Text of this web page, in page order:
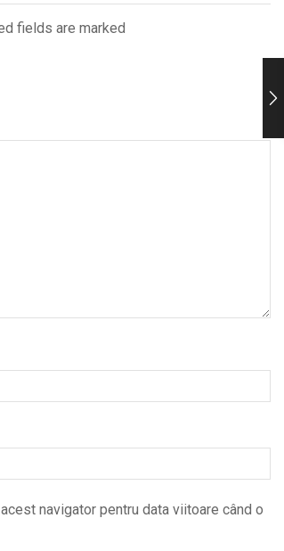
fields are marked
navigator pentru data viitoare când o